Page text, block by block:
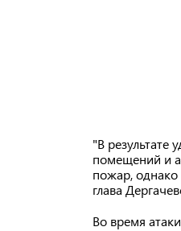
"В результате
помещений и
пожар,
глава
Во время